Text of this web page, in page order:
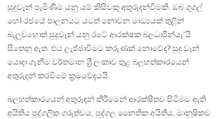
සුදුවෑන් පැමිණීම යනු යම් කිසිවකු අතුරුදන්වීමකි. ඔබ ගූගල්
හෝ රජයේ පාලනයට යටත් නොවන මාධ්‍යයක් තුළින්
බැලූවහොත් සුදුවෑන් යනු රටේ ආරක්ෂක බලධාරින්යැ’යි
සිතෙනු ඇත. එය ලැජ්ජාවීමට කරුණක් නොවේද? සුදු වෑන්
යොදා ගැනීම වර්තමාන ශ‍්‍රී ලංකාව තුළ බලහත්කාරයෙන්
අතුරුදන් කරවීමේ ක‍්‍රමවේදයයි.
බලහත්කාරයෙන් අතුරුදන් කිරීමෙන් ආරක්ෂිතව සිටීමට ඇති
අයිතිය පුද්ගලික ගරුත්වය, පුද්ගල නෛතික අයිතිය, මානුෂිකව